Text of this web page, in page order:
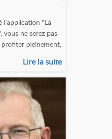
l'application "La
vous ne serez pas
pleinement,
Lire la suite